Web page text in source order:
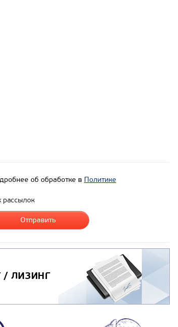
об обработке в Политике
/ ЛИЗИНГ